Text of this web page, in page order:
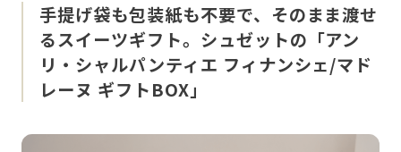
手提げ袋も包装紙も不要で、そのまま渡せ
るスイーツギフト。シュゼットの「アン
リ・シャルパンティエ フィナンシェ/マド
レーヌ ギフトBOX」